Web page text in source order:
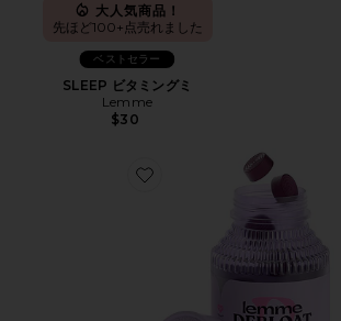
大人気商品！
先ほど100+点売れました
ベストセラー
SLEEP ビタミングミ
Lemme
$30
Favorite DEBLOAT ビタミングミ